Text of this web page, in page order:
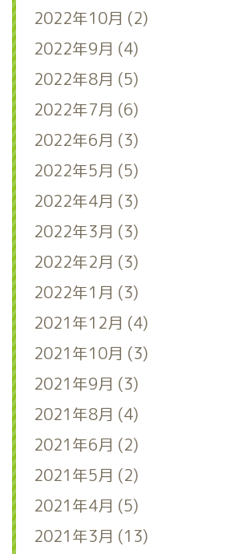
2022年10月 (2)
2022年9月 (4)
2022年8月 (5)
2022年7月 (6)
2022年6月 (3)
2022年5月 (5)
2022年4月 (3)
2022年3月 (3)
2022年2月 (3)
2022年1月 (3)
2021年12月 (4)
2021年10月 (3)
2021年9月 (3)
2021年8月 (4)
2021年6月 (2)
2021年5月 (2)
2021年4月 (5)
2021年3月 (13)